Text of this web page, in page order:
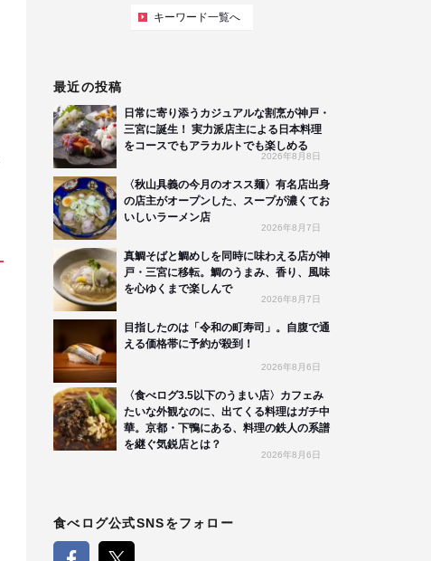
キーワード一覧へ
最近の投稿
日常に寄り添うカジュアルな割烹が神戸・
三宮に誕生！ 実力派店主による日本料理
をコースでもアラカルトでも楽しめる
2026年8月8日
〈秋山具義の今月のオスス麺〉有名店出身
の店主がオープンした、スープが濃くてお
いしいラーメン店
2026年8月7日
真鯛そばと鯛めしを同時に味わえる店が神
戸・三宮に移転。鯛のうまみ、香り、風味
を心ゆくまで楽しんで
2026年8月7日
目指したのは「令和の町寿司」。自腹で通
える価格帯に予約が殺到！
2026年8月6日
〈食べログ3.5以下のうまい店〉カフェみ
たいな外観なのに、出てくる料理はガチ中
華。京都・下鴨にある、料理の鉄人の系譜
を継ぐ気鋭店とは？
2026年8月6日
食べログ公式SNSをフォロー